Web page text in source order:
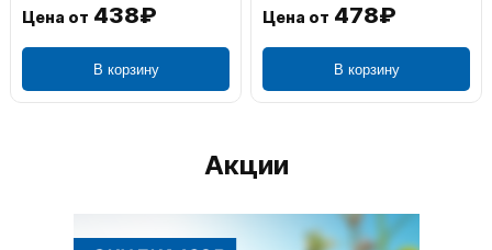
Цена от 438₽
В корзину
Цена от 478₽
В корзину
Акции